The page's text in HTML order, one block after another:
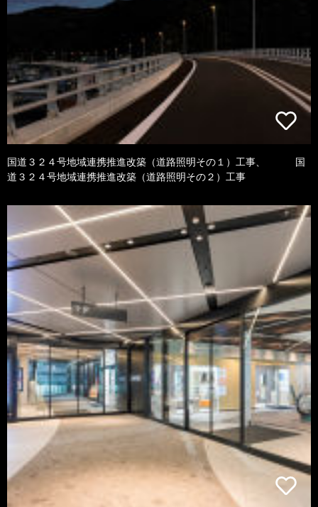
国道３２４号地域連携推進改築（道路照明その１）工事、 国
道３２４号地域連携推進改築（道路照明その２）工事